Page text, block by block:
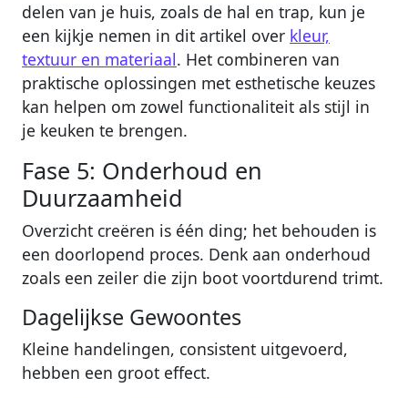
delen van je huis, zoals de hal en trap, kun je
een kijkje nemen in dit artikel over kleur,
textuur en materiaal. Het combineren van
praktische oplossingen met esthetische keuzes
kan helpen om zowel functionaliteit als stijl in
je keuken te brengen.
Fase 5: Onderhoud en
Duurzaamheid
Overzicht creëren is één ding; het behouden is
een doorlopend proces. Denk aan onderhoud
zoals een zeiler die zijn boot voortdurend trimt.
Dagelijkse Gewoontes
Kleine handelingen, consistent uitgevoerd,
hebben een groot effect.